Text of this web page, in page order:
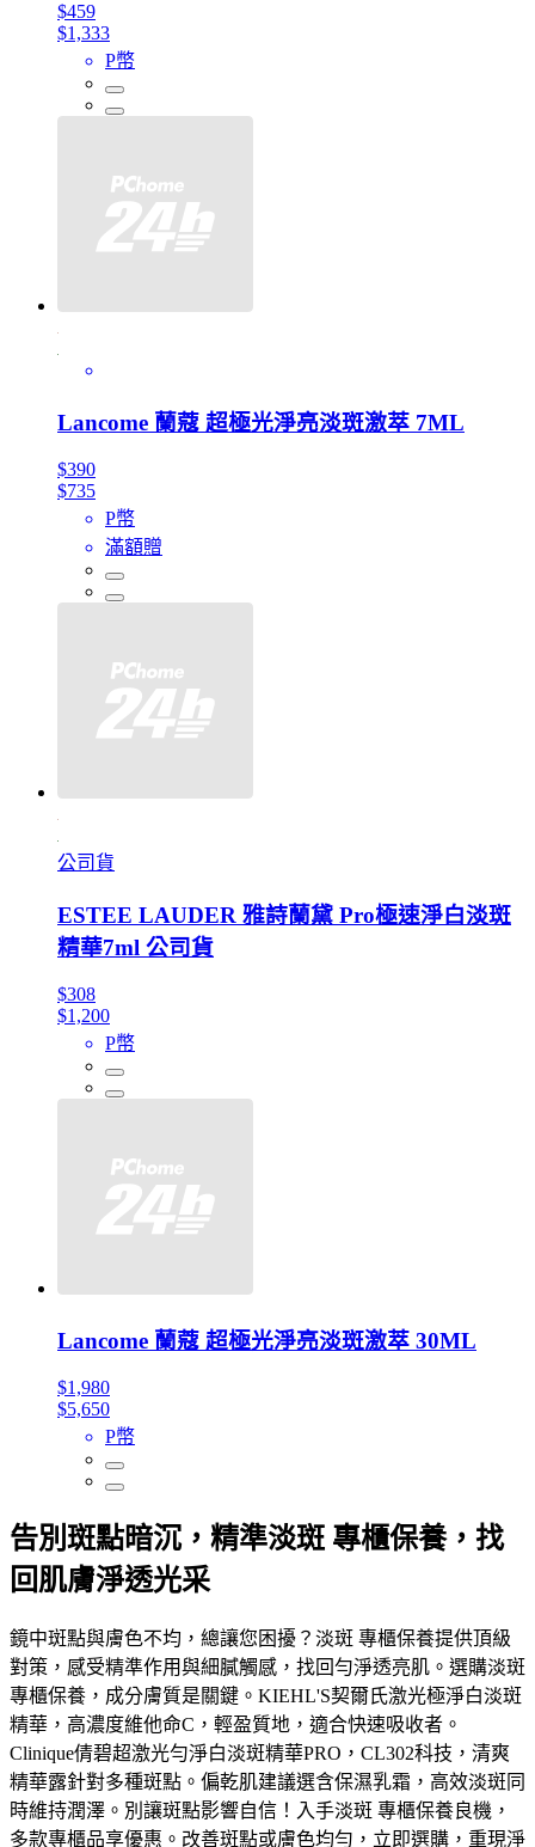
$459
$1,333
P幣
Lancome 蘭蔻 超極光淨亮淡斑激萃 7ML
$390
$735
P幣
滿額贈
公司貨
ESTEE LAUDER 雅詩蘭黛 Pro極速淨白淡斑
精華7ml 公司貨
$308
$1,200
P幣
Lancome 蘭蔻 超極光淨亮淡斑激萃 30ML
$1,980
$5,650
P幣
告別斑點暗沉，精準淡斑 專櫃保養，找
回肌膚淨透光采
鏡中斑點與膚色不均，總讓您困擾？淡斑 專櫃保養提供頂級
對策，感受精準作用與細膩觸感，找回勻淨透亮肌。選購淡斑
專櫃保養，成分膚質是關鍵。KIEHL'S契爾氏激光極淨白淡斑
精華，高濃度維他命C，輕盈質地，適合快速吸收者。
Clinique倩碧超激光勻淨白淡斑精華PRO，CL302科技，清爽
精華露針對多種斑點。偏乾肌建議選含保濕乳霜，高效淡斑同
時維持潤澤。別讓斑點影響自信！入手淡斑 專櫃保養良機，
多款專櫃品享優惠。改善斑點或膚色均勻，立即選購，重現淨